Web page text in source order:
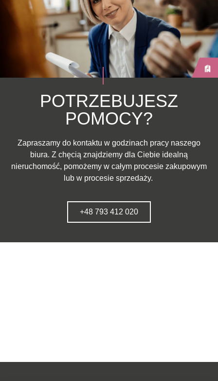
POTRZEBUJESZ
POMOCY?
Zapraszamy do kontaktu w godzinach pracy naszego
biura. Z chęcią znajdziemy dla Ciebie idealną
nieruchomość, pomożemy w całym procesie zakupowym
lub w procesie sprzedaży.
+48 793 412 020